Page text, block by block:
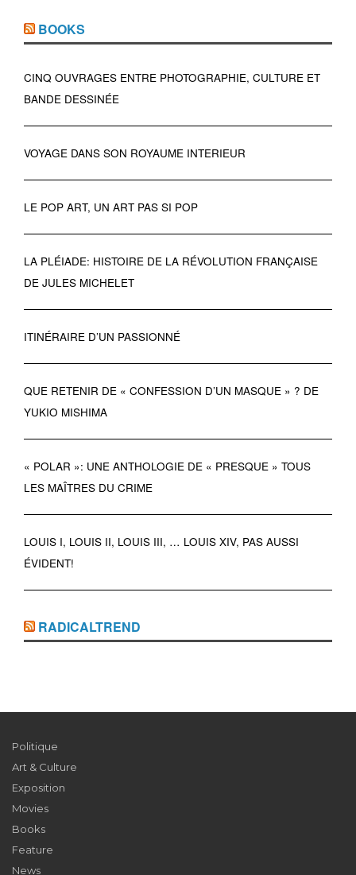
BOOKS
CINQ OUVRAGES ENTRE PHOTOGRAPHIE, CULTURE ET
BANDE DESSINÉE
VOYAGE DANS SON ROYAUME INTERIEUR
LE POP ART, UN ART PAS SI POP
LA PLÉIADE: HISTOIRE DE LA RÉVOLUTION FRANÇAISE
DE JULES MICHELET
ITINÉRAIRE D’UN PASSIONNÉ
QUE RETENIR DE « CONFESSION D’UN MASQUE » ? DE
YUKIO MISHIMA
« POLAR »: UNE ANTHOLOGIE DE « PRESQUE » TOUS
LES MAÎTRES DU CRIME
LOUIS I, LOUIS II, LOUIS III, … LOUIS XIV, PAS AUSSI
ÉVIDENT!
RADICALTREND
Politique
Art & Culture
Exposition
Movies
Books
Feature
News